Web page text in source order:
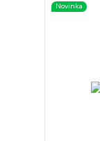
Novinka